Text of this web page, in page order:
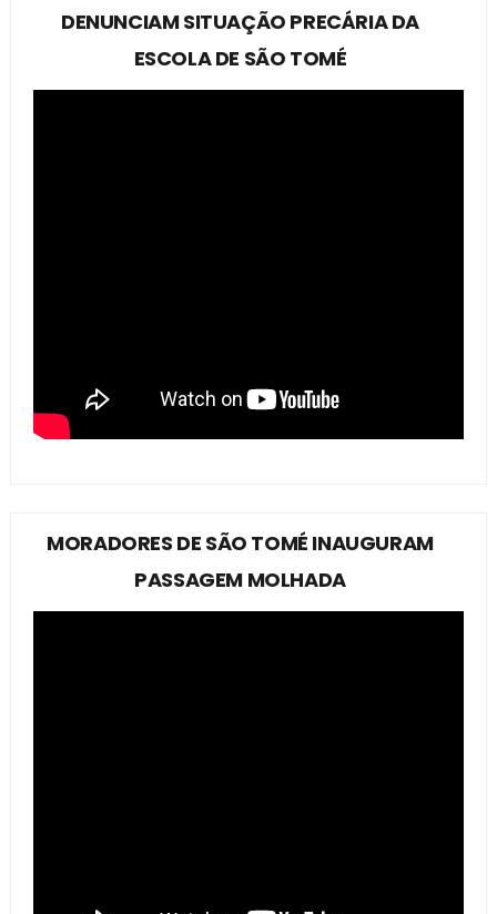
DENUNCIAM SITUAÇÃO PRECÁRIA DA
ESCOLA DE SÃO TOMÉ
MORADORES DE SÃO TOMÉ INAUGURAM
PASSAGEM MOLHADA